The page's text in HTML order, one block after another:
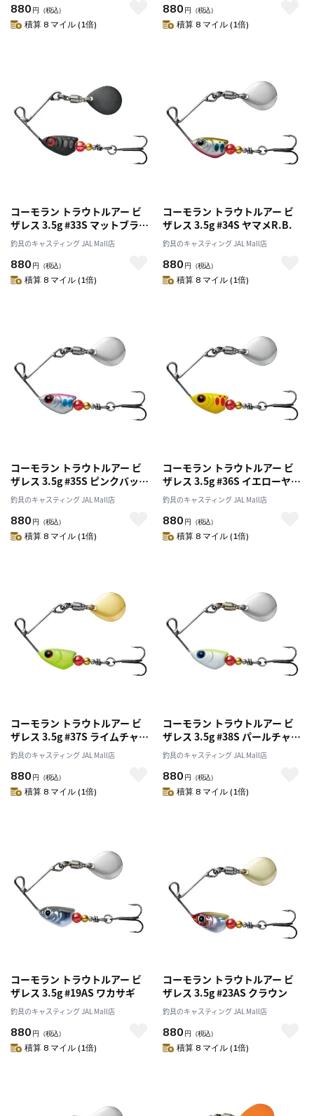
880 円 （税込）
積算 8 マイル (1倍)
880 円 （税込）
積算 8 マイル (1倍)
コーモラン トラウトルアー ビ
ザレス 3.5g #33S マットブラッ
ク
釣具のキャスティング JAL Mall店
880 円 （税込）
積算 8 マイル (1倍)
コーモラン トラウトルアー ビ
ザレス 3.5g #34S ヤマメR.B.
釣具のキャスティング JAL Mall店
880 円 （税込）
積算 8 マイル (1倍)
コーモラン トラウトルアー ビ
ザレス 3.5g #35S ピンクバック
ヤマメ
釣具のキャスティング JAL Mall店
880 円 （税込）
積算 8 マイル (1倍)
コーモラン トラウトルアー ビ
ザレス 3.5g #36S イエローヤマ
メ
釣具のキャスティング JAL Mall店
880 円 （税込）
積算 8 マイル (1倍)
コーモラン トラウトルアー ビ
ザレス 3.5g #37S ライムチャー
ト
釣具のキャスティング JAL Mall店
880 円 （税込）
積算 8 マイル (1倍)
コーモラン トラウトルアー ビ
ザレス 3.5g #38S パールチャー
ト
釣具のキャスティング JAL Mall店
880 円 （税込）
積算 8 マイル (1倍)
コーモラン トラウトルアー ビ
ザレス 3.5g #19AS ワカサギ
釣具のキャスティング JAL Mall店
880 円 （税込）
積算 8 マイル (1倍)
コーモラン トラウトルアー ビ
ザレス 3.5g #23AS クラウン
釣具のキャスティング JAL Mall店
880 円 （税込）
積算 8 マイル (1倍)